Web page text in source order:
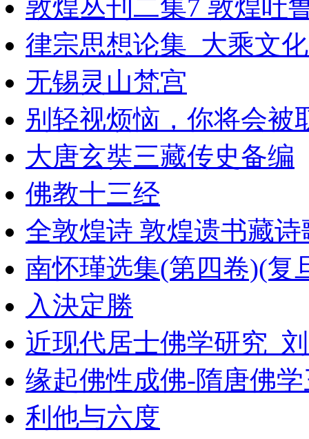
敦煌丛刊二集7 敦煌吐
律宗思想论集_大乘文
无锡灵山梵宫
别轻视烦恼，你将会被
大唐玄奘三藏传史备编
佛教十三经
全敦煌诗 敦煌遗书藏
南怀瑾选集(第四卷)(复
入決定勝
近现代居士佛学研究_
缘起佛性成佛-隋唐佛
利他与六度